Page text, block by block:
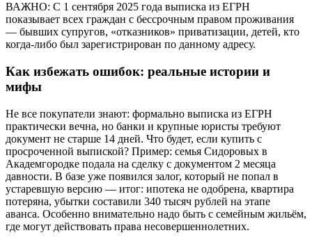
ВАЖНО: С 1 сентября 2025 года выписка из ЕГРН
показывает всех граждан с бессрочным правом проживания
— бывших супругов, «отказников» приватизации, детей, кто
когда-либо был зарегистрирован по данному адресу.
Как избежать ошибок: реальные истории и
мифы
Не все покупатели знают: формально выписка из ЕГРН
практически вечна, но банки и крупные юристы требуют
документ не старше 14 дней. Что будет, если купить с
просроченной выпиской? Пример: семья Сидоровых в
Академгородке подала на сделку с документом 2 месяца
давности. В базе уже появился залог, который не попал в
устаревшую версию — итог: ипотека не одобрена, квартира
потеряна, убытки составили 340 тысяч рублей на этапе
аванса. Особенно внимательно надо быть с семейным жильём,
где могут действовать права несовершеннолетних.